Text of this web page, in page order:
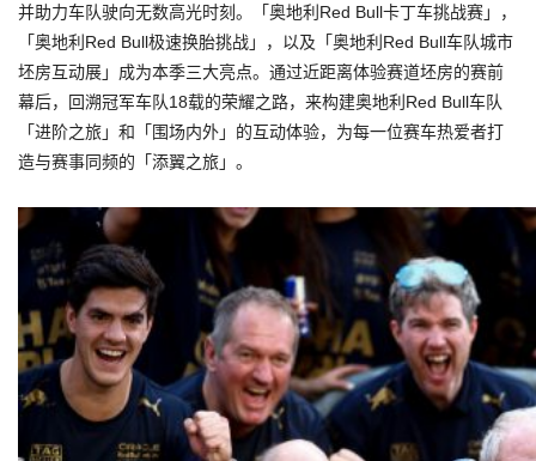
并助力车队驶向无数高光时刻。「奥地利Red Bull卡丁车挑战赛」，
「奥地利Red Bull极速换胎挑战」，以及「奥地利Red Bull车队城市
坯房互动展」成为本季三大亮点。通过近距离体验赛道坯房的赛前
幕后，回溯冠军车队18载的荣耀之路，来构建奥地利Red Bull车队
「进阶之旅」和「围场内外」的互动体验，为每一位赛车热爱者打
造与赛事同频的「添翼之旅」。